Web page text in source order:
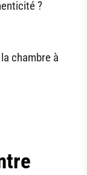
?
chambre à